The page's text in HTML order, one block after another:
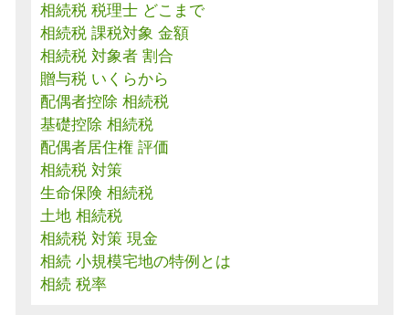
相続税 税理士 どこまで
相続税 課税対象 金額
相続税 対象者 割合
贈与税 いくらから
配偶者控除 相続税
基礎控除 相続税
配偶者居住権 評価
相続税 対策
生命保険 相続税
土地 相続税
相続税 対策 現金
相続 小規模宅地の特例とは
相続 税率